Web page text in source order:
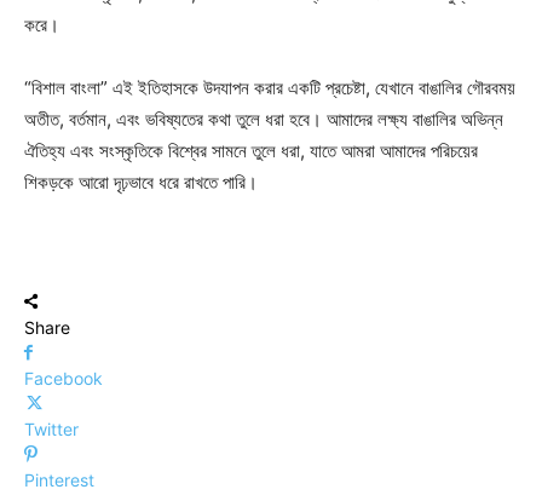
করে।
“বিশাল বাংলা” এই ইতিহাসকে উদযাপন করার একটি প্রচেষ্টা, যেখানে বাঙালির গৌরবময়
অতীত, বর্তমান, এবং ভবিষ্যতের কথা তুলে ধরা হবে। আমাদের লক্ষ্য বাঙালির অভিন্ন
ঐতিহ্য এবং সংস্কৃতিকে বিশ্বের সামনে তুলে ধরা, যাতে আমরা আমাদের পরিচয়ের
শিকড়কে আরো দৃঢ়ভাবে ধরে রাখতে পারি।
Share
Facebook
Twitter
Pinterest